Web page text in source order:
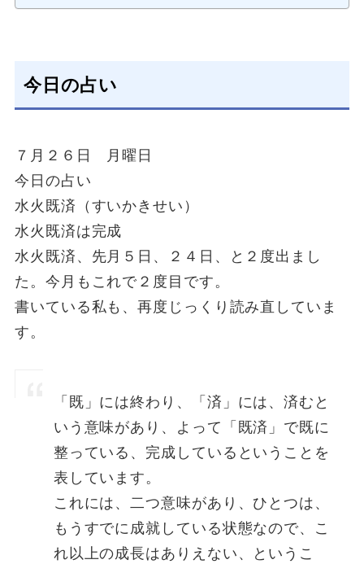
今日の占い
７月２６日 月曜日
今日の占い
水火既済（すいかきせい）
水火既済は完成
水火既済、先月５日、２４日、と２度出まし
た。今月もこれで２度目です。
書いている私も、再度じっくり読み直していま
す。
「既」には終わり、「済」には、済むと
いう意味があり、よって「既済」で既に
整っている、完成しているということを
表しています。
これには、二つ意味があり、ひとつは、
もうすでに成就している状態なので、こ
れ以上の成長はありえない、というこ